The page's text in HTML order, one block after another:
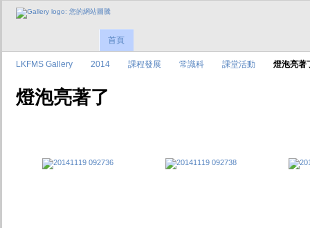
首頁
LKFMS Gallery 2014 課程發展 常識科 課堂活動 燈泡亮著
燈泡亮著了